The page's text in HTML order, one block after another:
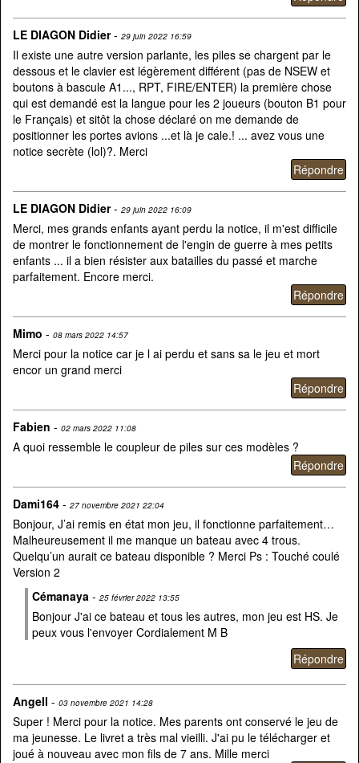
LE DIAGON Didier- 29 juin 2022 16:59
Il existe une autre version parlante, les piles se chargent par le
dessous et le clavier est légèrement différent (pas de NSEW et
boutons à bascule A1..., RPT, FIRE/ENTER) la première chose
qui est demandé est la langue pour les 2 joueurs (bouton B1 pour
le Français) et sitôt la chose déclaré on me demande de
positionner les portes avions ...et là je cale.! ... avez vous une
notice secrète (lol)?. Merci
LE DIAGON Didier- 29 juin 2022 16:09
Merci, mes grands enfants ayant perdu la notice, il m'est difficile
de montrer le fonctionnement de l'engin de guerre à mes petits
enfants ... il a bien résister aux batailles du passé et marche
parfaitement. Encore merci.
Mimo - 08 mars 2022 14:57
Merci pour la notice car je l ai perdu et sans sa le jeu et mort
encor un grand merci
Fabien - 02 mars 2022 11:08
A quoi ressemble le coupleur de piles sur ces modèles ?
Dami164 - 27 novembre 2021 22:04
Bonjour, J’ai remis en état mon jeu, il fonctionne parfaitement…
Malheureusement il me manque un bateau avec 4 trous.
Quelqu’un aurait ce bateau disponible ? Merci Ps : Touché coulé
Version 2
Cémanaya - 25 février 2022 13:55
Bonjour J'ai ce bateau et tous les autres, mon jeu est HS. Je
peux vous l'envoyer Cordialement M B
Angell - 03 novembre 2021 14:28
Super ! Merci pour la notice. Mes parents ont conservé le jeu de
ma jeunesse. Le livret a très mal vieilli. J'ai pu le télécharger et
joué à nouveau avec mon fils de 7 ans. Mille merci